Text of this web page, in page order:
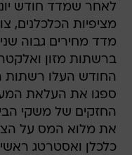
מציפיות הכלכלנים,
מדד מחירים גבוה
ברשתות מזון
החודש העלו רשתות
ספגו את העלאת
החזקים של משקי
את מלוא המס על
כלכלן ואסטרטג